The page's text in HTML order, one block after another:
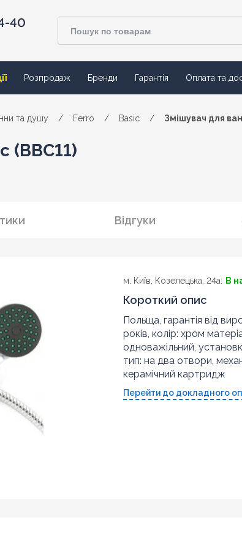
40
Розпродаж Бренди Гарантія Оплата та
та душу / Ferro / Basic / Змішувач для
(BBC11)
Відгуки
м. Київ, Козелецька, 24а: В
Короткий опис
Польща, гарантія від
років, колір: хром
одноважільний,
тип: на два отвори,
керамічний картридж
Перейти до докладного